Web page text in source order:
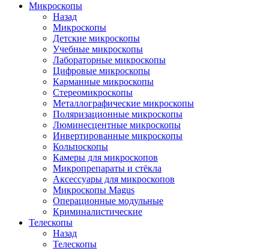
Микроскопы
Назад
Микроскопы
Детские микроскопы
Учебные микроскопы
Лабораторные микроскопы
Цифровые микроскопы
Карманные микроскопы
Стереомикроскопы
Металлографические микроскопы
Поляризационные микроскопы
Люминесцентные микроскопы
Инвертированные микроскопы
Кольпоскопы
Камеры для микроскопов
Микропрепараты и стёкла
Аксессуары для микроскопов
Микроскопы Magus
Операционные модульные
Криминалистические
Телескопы
Назад
Телескопы